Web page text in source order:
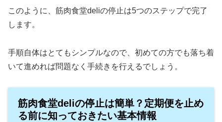
このように、筋肉食堂deliの停止は5つのステップで完了
します。
手順自体はとてもシンプルなので、初めての方でも落ち着
いて進めれば問題なく手続きを行えるでしょう。
筋肉食堂deliの停止は簡単？定期便を止め
る前に知っておきたい基本情報